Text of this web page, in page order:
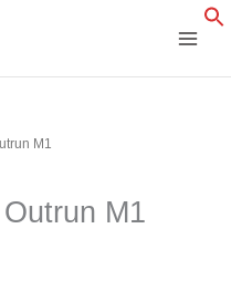
M1
M1